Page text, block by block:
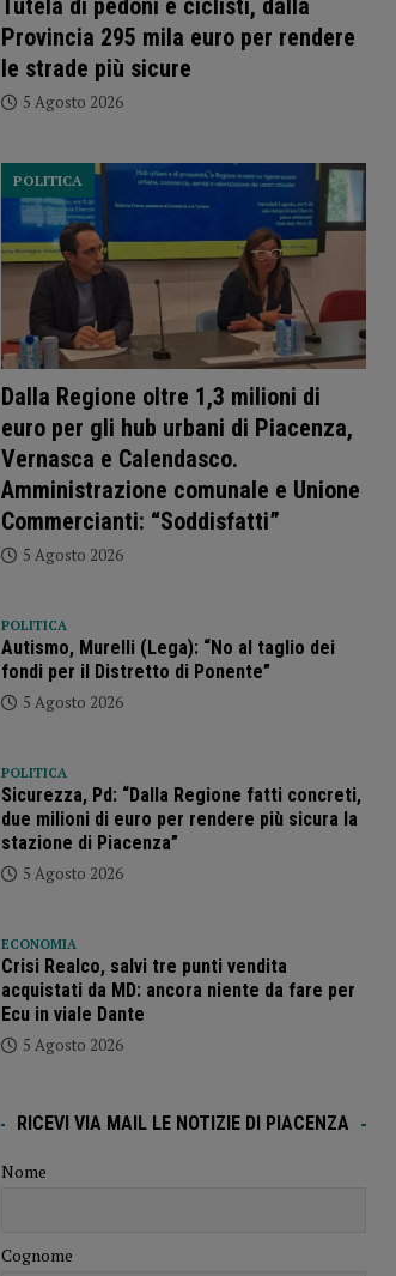
Tutela di pedoni e ciclisti, dalla
Provincia 295 mila euro per rendere
le strade più sicure
5 Agosto 2026
Dalla Regione oltre 1,3 milioni di
euro per gli hub urbani di Piacenza,
Vernasca e Calendasco.
Amministrazione comunale e Unione
Commercianti: “Soddisfatti”
POLITICA
5 Agosto 2026
POLITICA
Autismo, Murelli (Lega): “No al taglio dei
fondi per il Distretto di Ponente”
5 Agosto 2026
POLITICA
Sicurezza, Pd: “Dalla Regione fatti concreti,
due milioni di euro per rendere più sicura la
stazione di Piacenza”
5 Agosto 2026
ECONOMIA
Crisi Realco, salvi tre punti vendita
acquistati da MD: ancora niente da fare per
Ecu in viale Dante
5 Agosto 2026
RICEVI VIA MAIL LE NOTIZIE DI PIACENZA
Nome
Cognome